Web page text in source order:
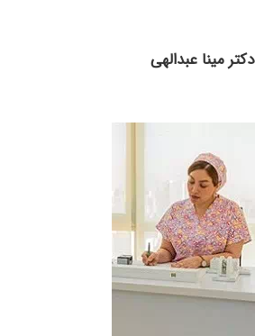
دکتر مینا عبدالهی